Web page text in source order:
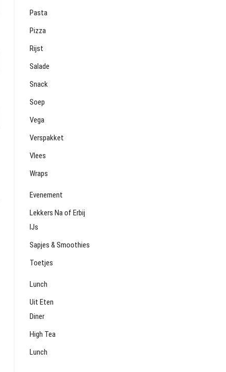
Pasta
Pizza
Rijst
Salade
Snack
Soep
Vega
Verspakket
Vlees
Wraps
Evenement
Lekkers Na of Erbij
IJs
Sapjes & Smoothies
Toetjes
Lunch
Uit Eten
Diner
High Tea
Lunch